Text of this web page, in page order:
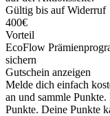
Gültig bis auf Widerruf
400€
Vorteil
EcoFlow
sichern
Gutschein anzeigen
Melde dich einfach
an und sammle
Punkte. Deine Punkte